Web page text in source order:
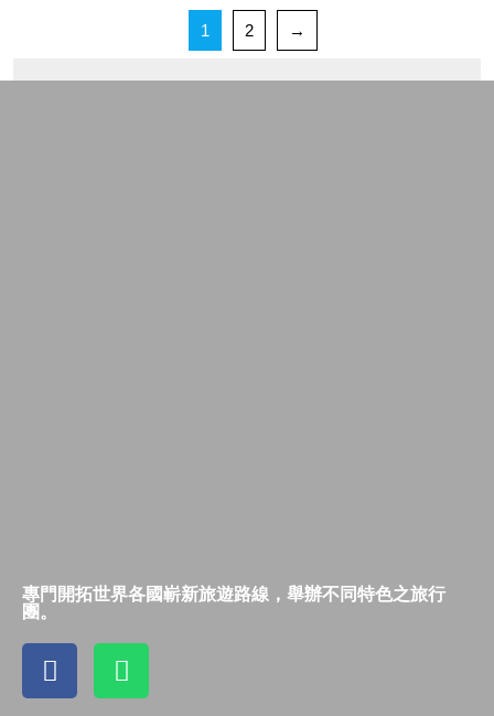
1 2 →
專門開拓世界各國嶄新旅遊路線，舉辦不同特色之旅行
團。